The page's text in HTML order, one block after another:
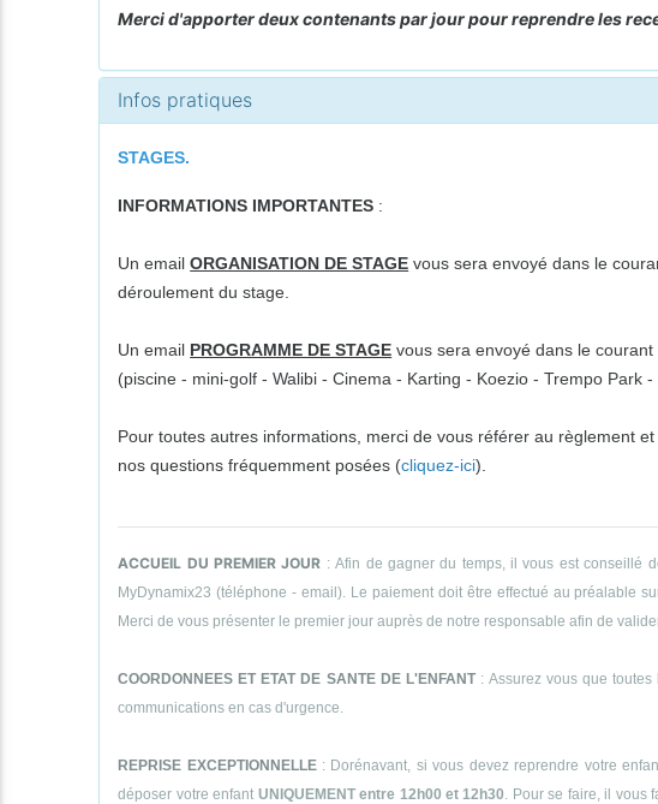
Merci d'apporter deux contenants par jour pour reprendre les
Infos pratiques
STAGES.
INFORMATIONS IMPORTANTES :
Un emailORGANISATION DE STAGE vous sera envoyé dans le
déroulement du stage.
Un email PROGRAMME DE STAGE vous sera envoyé dans le
(piscine - mini-golf - Walibi - Cinema - Karting - Koezio - Trempo Park
Pour toutes autres informations, merci de vous référer au règlement
nos questions fréquemment posées (cliquez-ici).
ACCUEIL DU PREMIER JOUR : Afin de gagner du temps, il vous est conseillé
MyDynamix23 (téléphone - email). Le paiement doit être effectué au préalable
Merci de vous présenter le premier jour auprès de notre responsable afin de
COORDONNEES ET ETAT DE SANTE DE L'ENFANT: Assurez vous que toutes
communications en cas d'urgence.
REPRISE EXCEPTIONNELLE: Dorénavant, si vous devez reprendre votre
déposer votre enfant UNIQUEMENT entre 12h00 et 12h30
. Pour se faire, il